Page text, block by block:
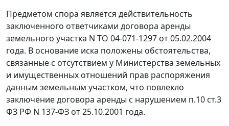
Предметом спора является действительность
заключенного ответчиками договора аренды
земельного участка N ТО 04-071-1297 от 05.02.2004
года. В основание иска положены обстоятельства,
связанные с отсутствием у Министерства земельных
и имущественных отношений прав распоряжения
данным земельным участком, что повлекло
заключение договора аренды с нарушением п.10 ст.3
ФЗ РФ N 137-ФЗ от 25.10.2001 года.